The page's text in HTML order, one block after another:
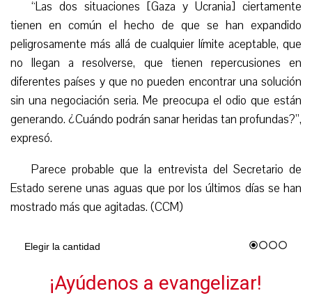
“Las dos situaciones [Gaza y Ucrania] ciertamente
tienen en común el hecho de que se han expandido
peligrosamente más allá de cualquier límite aceptable, que
no llegan a resolverse, que tienen repercusiones en
diferentes países y que no pueden encontrar una solución
sin una negociación seria. Me preocupa el odio que están
generando. ¿Cuándo podrán sanar heridas tan profundas?”,
expresó.
Parece probable que la entrevista del Secretario de
Estado serene unas aguas que por los últimos días se han
mostrado más que agitadas. (CCM)